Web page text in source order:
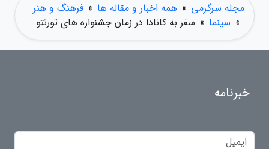
مجله سرگرمی » همه اخبار و مقاله ها » فرهنگ و هنر
» سینما » سفر به کانادا در زمان جشنواره های تورنتو
خبرنامه